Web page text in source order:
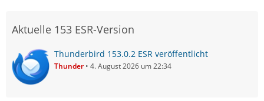
Aktuelle 153 ESR-Version
Thunderbird 153.0.2 ESR veröffentlicht
Thunder 4. August 2026 um 22:34